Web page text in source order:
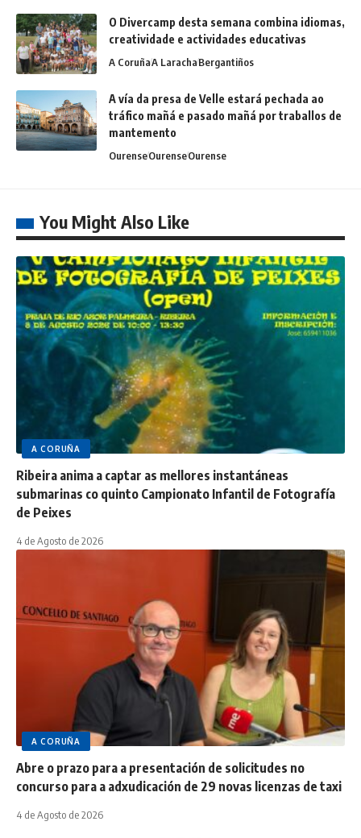
O Divercamp desta semana combina idiomas,
creatividade e actividades educativas
A CoruñaA LarachaBergantiños
A vía da presa de Velle estará pechada ao
tráfico mañá e pasado mañá por traballos de
mantemento
OurenseOurenseOurense
You Might Also Like
A CORUÑA
Ribeira anima a captar as mellores instantáneas
submarinas co quinto Campionato Infantil de Fotografía
de Peixes
4 de Agosto de 2026
A CORUÑA
Abre o prazo para a presentación de solicitudes no
concurso para a adxudicación de 29 novas licenzas de taxi
4 de Agosto de 2026